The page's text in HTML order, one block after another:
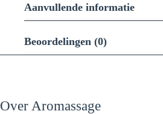
Aanvullende informatie
Beoordelingen (0)
Over Aromassage